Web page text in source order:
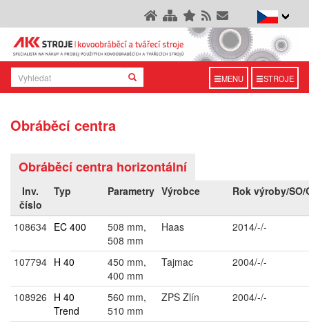
MENU STROJE
Obráběcí centra
Obráběcí centra horizontální
Inv.
číslo
Typ Parametry Výrobce Rok výroby/SO/
108634 EC 400
508 mm,
508 mm
Haas 2014/-/-
107794 H 40
450 mm,
400 mm
Tajmac 2004/-/-
108926 H 40
Trend
560 mm,
510 mm
ZPS Zlín 2004/-/-